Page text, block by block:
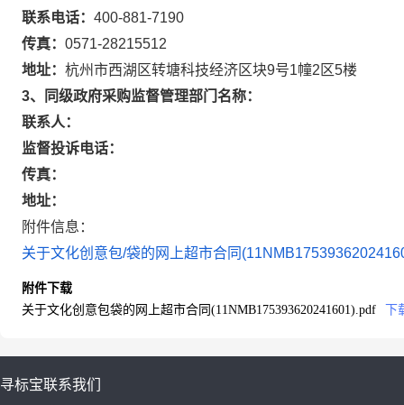
联系电话： 400-881-7190
传真： 0571-28215512
地址： 杭州市西湖区转塘科技经济区块9号1幢2区5楼
3、同级政府采购监督管理部门名称：
联系人：
监督投诉电话：
传真：
地址：
附件信息：
关于文化创意包/袋的网上超市合同
附件下载
关于文化创意包袋的网上超市合同(11NMB175393620241601).pdf
下
寻标宝联系我们